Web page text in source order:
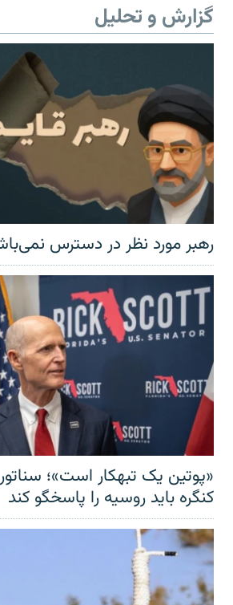
گزارش و تحلیل
رهبر مورد نظر در دسترس
«پوتین یک تبهکار است»؛
کنگره باید روسیه را پاسخگو کند